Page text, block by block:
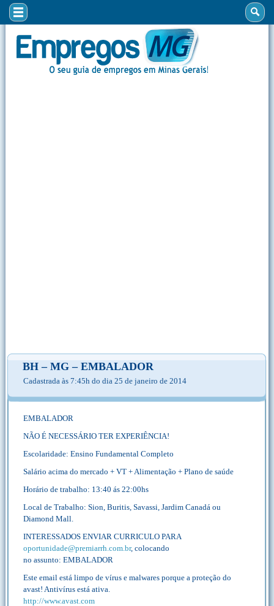
BH – MG – EMBALADOR
Cadastrada às 7:45h do dia 25 de janeiro de 2014
EMBALADOR
NÃO É NECESSÁRIO TER EXPERIÊNCIA!
Escolaridade: Ensino Fundamental Completo
Salário acima do mercado + VT + Alimentação + Plano de saúde
Horário de trabalho: 13:40 ás 22:00hs
Local de Trabalho: Sion, Buritis, Savassi, Jardim Canadá ou
Diamond Mall.
INTERESSADOS ENVIAR CURRICULO PARA
oportunidade@premiarrh.com.br, colocando
no assunto: EMBALADOR
Este email está limpo de vírus e malwares porque a proteção do
avast! Antivírus está ativa.
http://www.avast.com